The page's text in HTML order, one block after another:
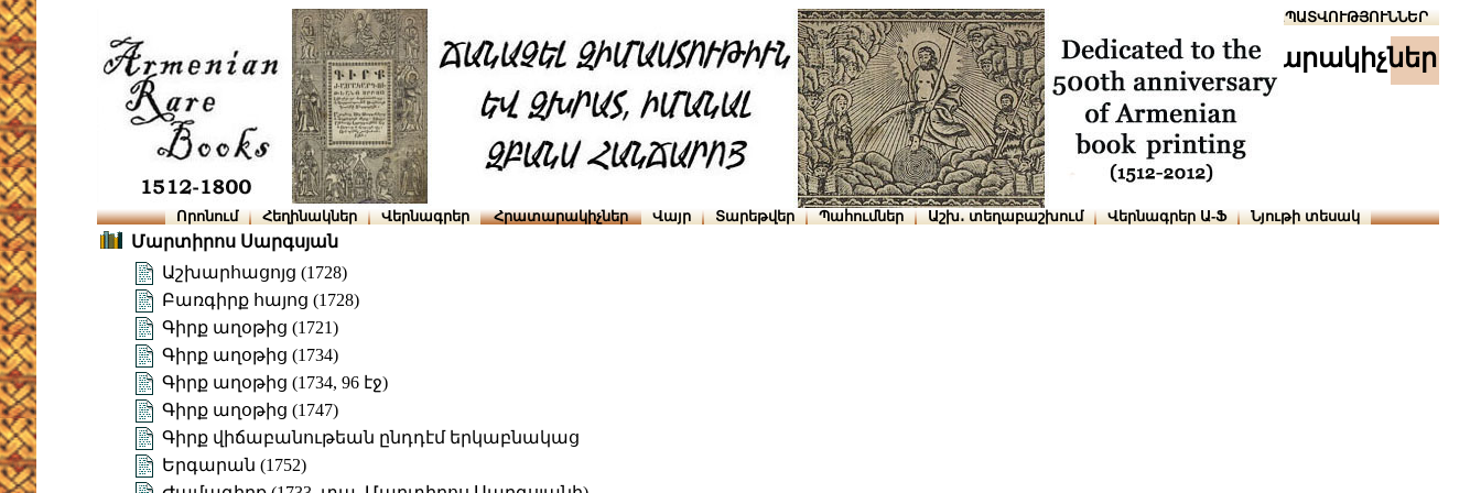
ՆԱԽԱՊԱՏՎՈՒԹՅՈՒՆՆԵՐ
հրատարակիչներ
Որոնում Հեղինակներ Վերնագրեր Հրատարակիչներ Վայր Տարեթվեր Պահումներ Աշխ․ տեղաբաշխում Վերնագրեր Ա-Ֆ Նյութի տեսակ
Մարտիրոս Սարգսյան
Աշխարհացոյց (1728)
Բառգիրք հայոց (1728)
Գիրք աղօթից (1721)
Գիրք աղօթից (1734)
Գիրք աղօթից (1734, 96 էջ)
Գիրք աղօթից (1747)
Գիրք վիճաբանութեան ընդդէմ երկաբնակաց
Երգարան (1752)